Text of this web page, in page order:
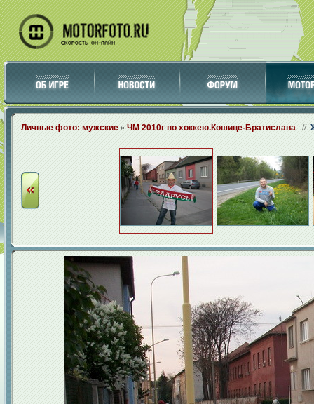
Личные фото: мужские » ЧМ 2010г по хоккею.Кошице-Братислава //